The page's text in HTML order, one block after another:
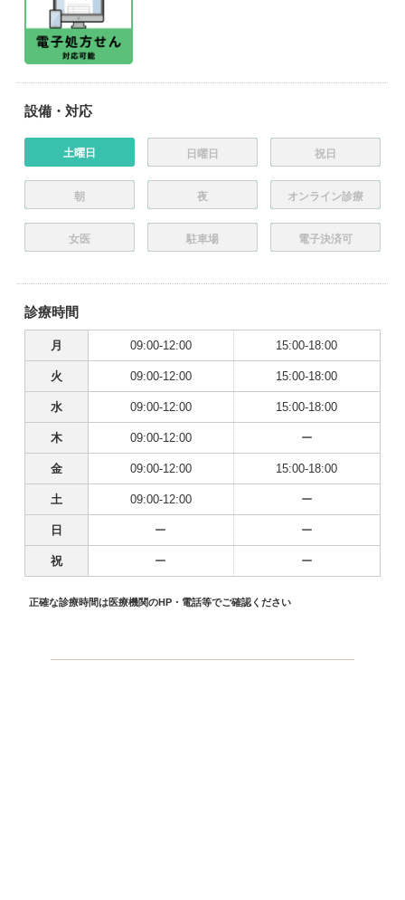
設備・対応
土曜日 日曜日 祝日
朝 夜 オンライン診療
女医 駐車場 電子決済可
診療時間
月 09:00-12:00 15:00-18:00
火 09:00-12:00 15:00-18:00
水 09:00-12:00 15:00-18:00
木 09:00-12:00 ー
金 09:00-12:00 15:00-18:00
土 09:00-12:00 ー
日 ー ー
祝 ー ー
正確な診療時間は医療機関のHP・電話等でご確認ください